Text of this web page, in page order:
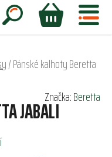
Hledat
NÁKUPNÍ
/Pánské kalhoty Beretta
JABALIZnačka:Beretta